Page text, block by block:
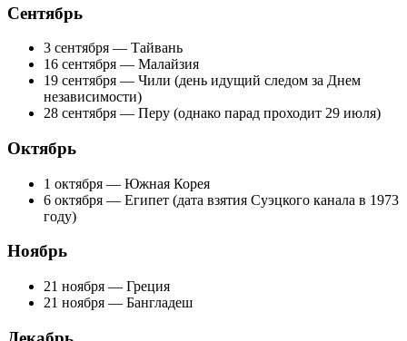
Сентябрь
3 сентября — Тайвань
16 сентября — Малайзия
19 сентября — Чили (день идущий следом за Днем
независимости)
28 сентября — Перу (однако парад проходит 29 июля)
Октябрь
1 октября — Южная Корея
6 октября — Египет (дата взятия Суэцкого канала в 1973
году)
Ноябрь
21 ноября — Греция
21 ноября — Бангладеш